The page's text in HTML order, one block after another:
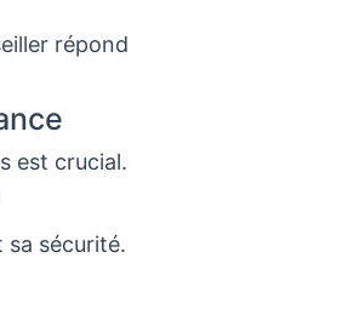
répond
est crucial.
sécurité.